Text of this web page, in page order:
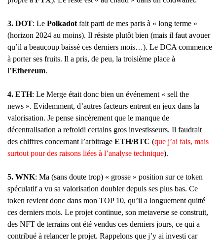
3. DOT: Le Polkadot fait parti de mes paris à « long terme »
(horizon 2024 au moins). Il résiste plutôt bien (mais il faut avouer
qu’il a beaucoup baissé ces derniers mois…). Le DCA commence
à porter ses fruits. Il a pris, de peu, la troisième place à
l’Ethereum.
4. ETH: Le Merge était donc bien un événement « sell the
news ». Evidemment, d’autres facteurs entrent en jeux dans la
valorisation. Je pense sincèrement que le manque de
décentralisation a refroidi certains gros investisseurs. Il faudrait
des chiffres concernant l’arbitrage ETH/BTC (que j’ai fais, mais
surtout pour des raisons liées à l’analyse technique).
5. WNK: Ma (sans doute trop) « grosse » position sur ce token
spéculatif a vu sa valorisation doubler depuis ses plus bas. Ce
token revient donc dans mon TOP 10, qu’il a longuement quitté
ces derniers mois. Le projet continue, son metaverse se construit,
des NFT de terrains ont été vendus ces derniers jours, ce qui a
contribué à relancer le projet. Rappelons que j’y ai investi car